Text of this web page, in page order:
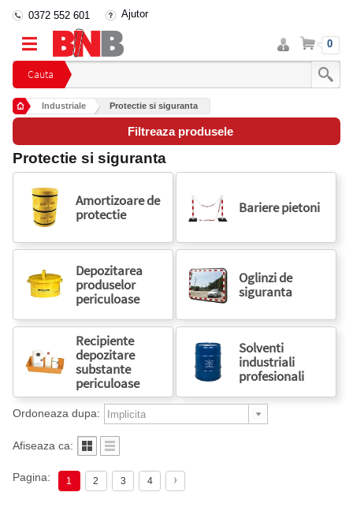
Cauta
0372 552 601 Ajutor
Intra
in
cont
Cos 0
Industriale Protectie si siguranta
Filtreaza produsele
Protectie si siguranta
Amortizoare de
protectie
Bariere pietoni
Depozitarea
produselor
periculoase
Oglinzi de
siguranta
Recipiente
depozitare
substante
periculoase
Solventi
industriali
profesionali
Ordoneaza dupa:
Afiseaza ca:
Pagina: 1 2 3 4